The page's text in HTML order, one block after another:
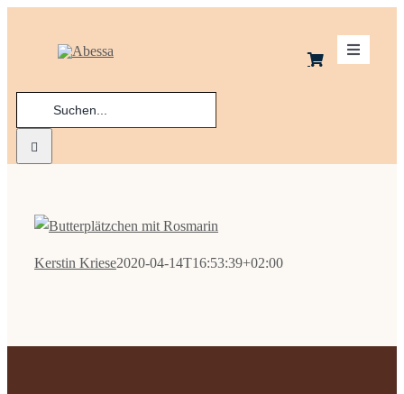
Toggle
Kekse
nach:
Kerstin Kriese2020-04-14T16:53:39+02:00